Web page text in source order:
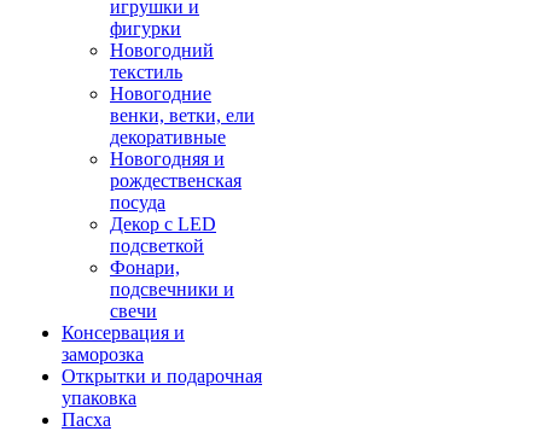
игрушки и
фигурки
Новогодний
текстиль
Новогодние
венки, ветки, ели
декоративные
Новогодняя и
рождественская
посуда
Декор с LED
подсветкой
Фонари,
подсвечники и
свечи
Консервация и
заморозка
Открытки и подарочная
упаковка
Пасха